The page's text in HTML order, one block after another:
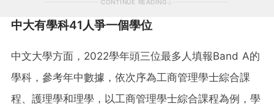
CONTINUE READING
中大有學科41人爭一個學位
中文大學方面，2022學年頭三位最多人填報Band A的
學科，參考年中數據，依次序為工商管理學士綜合課
程、護理學和理學，以工商管理學士綜合課程為例，學